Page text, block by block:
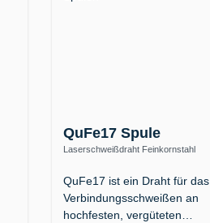
QuFe17 Spule
Laserschweißdraht Feinkornstahl
QuFe17 ist ein Draht für das
Verbindungsschweißen an
hochfesten, vergüteten…